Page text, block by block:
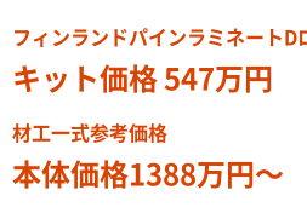
フィンランドパインラミネート
キット価格 547万円
材工一式参考価格
本体価格1388万円〜